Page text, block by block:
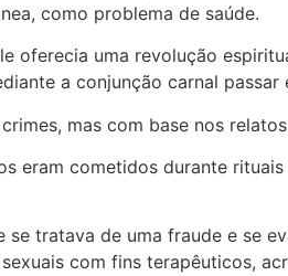
como problema de saúde.
oferecia uma revolução
a conjunção carnal
mas com base nos
eram cometidos durante
se tratava de uma fraude e se
com fins terapêuticos,